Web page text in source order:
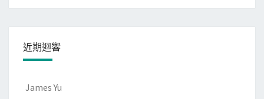
的
近期迴響
James Yu